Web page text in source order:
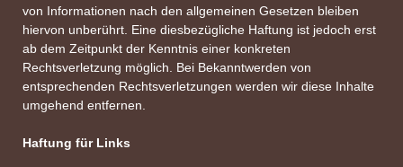
von Informationen nach den allgemeinen Gesetzen bleiben
hiervon unberührt. Eine diesbezügliche Haftung ist jedoch erst
ab dem Zeitpunkt der Kenntnis einer konkreten
Rechtsverletzung möglich. Bei Bekanntwerden von
entsprechenden Rechtsverletzungen werden wir diese Inhalte
umgehend entfernen.
Haftung für Links